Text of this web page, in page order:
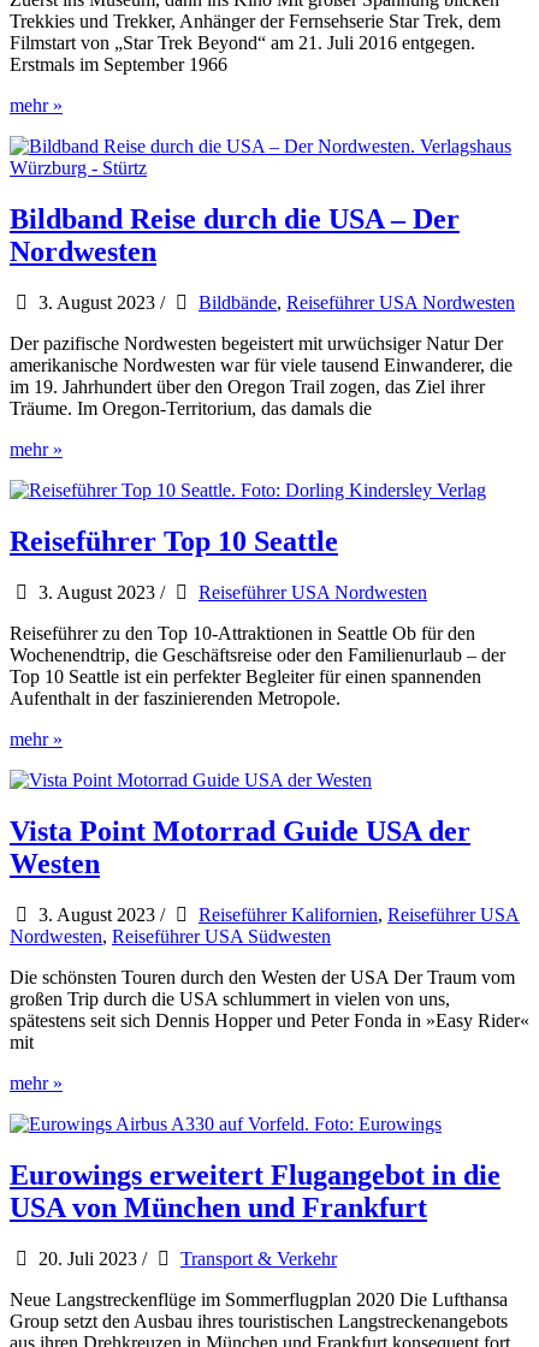
Trekkies und Trekker, Anhänger der Fernsehserie Star Trek, dem
Filmstart von „Star Trek Beyond“ am 21. Juli 2016 entgegen.
Erstmals im September 1966
Star
Sonderausstellung
zum
Geburtstag
im
EMP
in
mehr »
Bildband Reise durch die USA – Der
Nordwesten
3. August 2023 / Bildbände, Reiseführer USA Nordwesten
Der pazifische Nordwesten begeistert mit urwüchsiger Natur Der
amerikanische Nordwesten war für viele tausend Einwanderer, die
im 19. Jahrhundert über den Oregon Trail zogen, das Ziel ihrer
Träume. Im Oregon-Territorium, das damals die
Bildband
durch
USA
–
Nordwesten
mehr »
Reiseführer Top 10 Seattle
3. August 2023 /
Reiseführer USA Nordwesten
Reiseführer zu den Top 10-Attraktionen in Seattle Ob für den
Wochenendtrip, die Geschäftsreise oder den Familienurlaub – der
Top 10 Seattle ist ein perfekter Begleiter für einen spannenden
Aufenthalt in der faszinierenden Metropole.
Reiseführer
10
mehr »
Vista Point Motorrad Guide USA der
Westen
3. August 2023 / Reiseführer Kalifornien, Reiseführer USA
Nordwesten, Reiseführer USA Südwesten
Die schönsten Touren durch den Westen der USA Der Traum vom
großen Trip durch die USA schlummert in vielen von uns,
spätestens seit sich Dennis Hopper und Peter Fonda in »Easy Rider«
mit
Vista
Motorrad
USA
der
Westen
mehr »
Eurowings erweitert Flugangebot in die
USA von München und Frankfurt
20. Juli 2023 /
Transport & Verkehr
Neue Langstreckenflüge im Sommerflugplan 2020 Die Lufthansa
Group setzt den Ausbau ihres touristischen Langstreckenangebots
aus ihren Drehkreuzen in München und Frankfurt konsequent fort.